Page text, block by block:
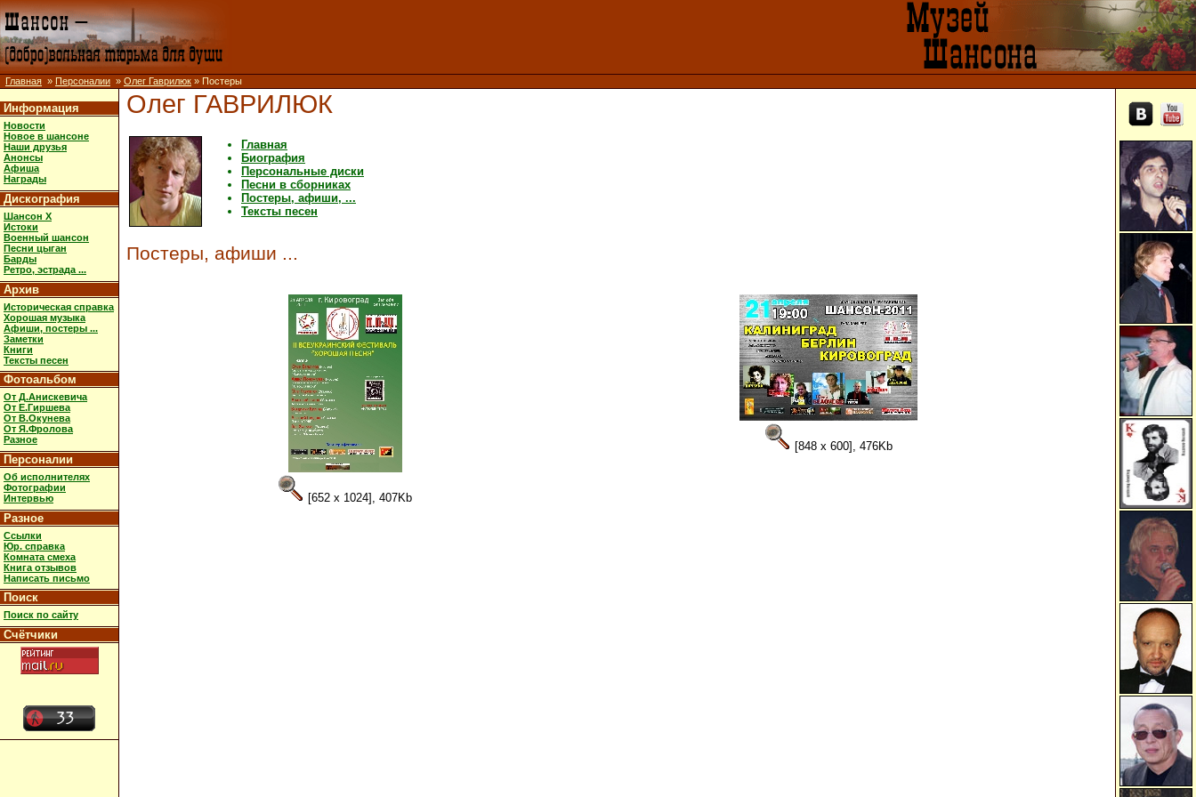
Главная » Персоналии » Олег Гаврилюк » Постеры
Информация
Новости
Новое в шансоне
Наши друзья
Анонсы
Афиша
Награды
Дискография
Шансон X
Истоки
Военный шансон
Песни цыган
Барды
Ретро, эстрада ...
Архив
Историческая справка
Хорошая музыка
Афиши, постеры ...
Заметки
Книги
Тексты песен
Фотоальбом
От Д.Анискевича
От Е.Гиршева
От В.Окунева
От Я.Фролова
Разное
Персоналии
Об исполнителях
Фотографии
Интервью
Разное
Ссылки
Юр. справка
Комната смеха
Книга отзывов
Написать письмо
Поиск
Поиск по сайту
Счётчики
Олег ГАВРИЛЮК
Главная
Биография
Персональные диски
Песни в сборниках
Постеры, афиши, ...
Тексты песен
Постеры, афиши ...
[652 x 1024], 407Kb
[848 x 600], 476Kb